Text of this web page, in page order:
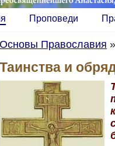
Проповеди
Основы Православия
Таинства и